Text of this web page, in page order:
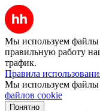
Мы используем файлы
правильную работу
трафик.
Правила
Мы используем файлы
файлов cookie
Понятно